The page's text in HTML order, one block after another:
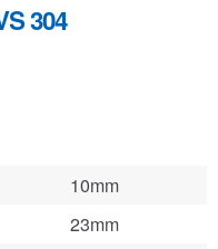
304
10mm
23mm